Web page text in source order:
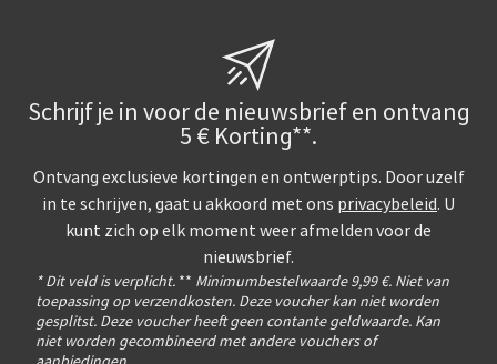
Schrijf je in voor de nieuwsbrief en ontvang
5 € Korting**.
Ontvang exclusieve kortingen en ontwerptips. Door uzelf
in te schrijven, gaat u akkoord met ons privacybeleid. U
kunt zich op elk moment weer afmelden voor de
nieuwsbrief.
* Dit veld is verplicht. ** Minimumbestelwaarde 9,99 €. Niet van
toepassing op verzendkosten. Deze voucher kan niet worden
gesplitst. Deze voucher heeft geen contante geldwaarde. Kan
niet worden gecombineerd met andere vouchers of